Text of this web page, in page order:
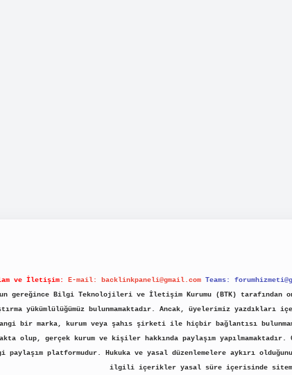
ve İletişim: E-mail: backlinkpaneli@gmail.com Teams:
gereğince Bilgi Teknolojileri ve İletişim Kurumu (BTK)
yükümlülüğümüz bulunmamaktadır. Ancak, üyelerimiz
bir marka, kurum veya şahıs şirketi ile hiçbir bağlantısı
olup, gerçek kurum ve kişiler hakkında paylaşım
paylaşım platformudur. Hukuka ve yasal düzenlemelere aykırı
ilgili içerikler yasal süre içerisinde